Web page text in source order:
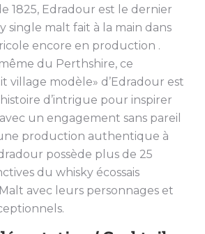
1825, Edradour est le dernier
single malt fait à la main dans
encore en production .
du Perthshire, ce
village modèle» d’Edradour est
d’intrigue pour inspirer
avec un engagement sans pareil
production authentique à
possède plus de 25
du whisky écossais
avec leurs personnages et